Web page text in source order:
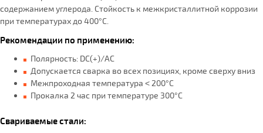
содержанием углерода. Стойкость к межкристаллитной коррозии
при температурах до 400°C.
Рекомендации по применению:
Полярность: DC(+)/АС
Допускается сварка во всех позициях, кроме сверху вниз
Межпроходная температура ˂ 200°С
Прокалка 2 час при температуре 300°С
Свариваемые стали: